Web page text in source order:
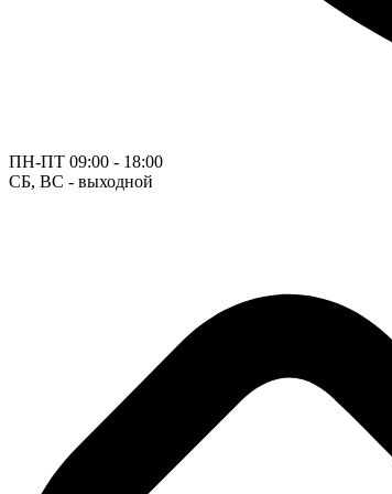
ПН-ПТ 09:00 - 18:00
СБ, ВС - выходной